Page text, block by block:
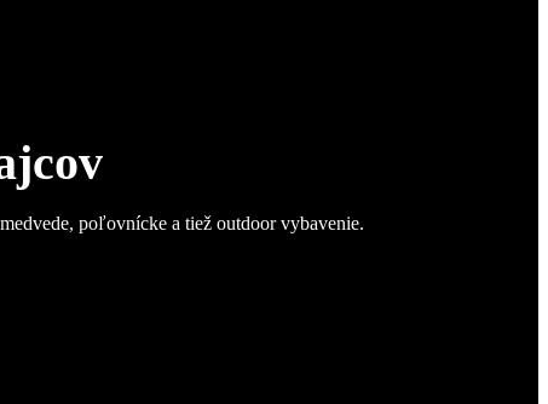
poľovnícke a tiež outdoor vybavenie.